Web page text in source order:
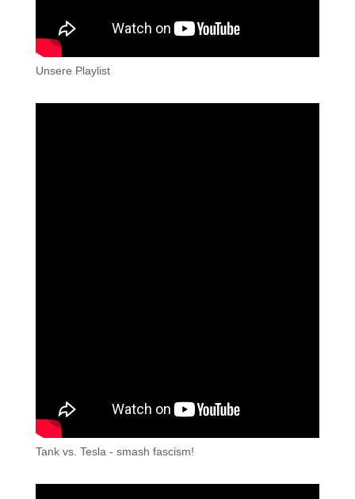
Unsere Playlist
Tank vs. Tesla - smash fascism!